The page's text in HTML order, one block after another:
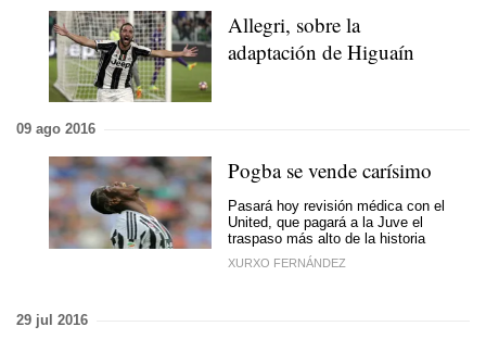
Allegri, sobre la
adaptación de Higuaín
09 ago 2016
Pogba se vende carísimo
Pasará hoy revisión médica con el
United, que pagará a la Juve el
traspaso más alto de la historia
XURXO FERNÁNDEZ
29 jul 2016